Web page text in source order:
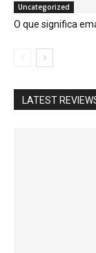
Uncategorized
O que significa
LATEST